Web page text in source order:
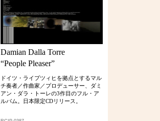
Damian Dalla Torre
“People Pleaser”
ドイツ・ライプツィヒを拠点とするマル
チ奏者／作曲家／プロデューサー、ダミ
アン・ダラ・トーレの3作目のフル・ア
ルバム。日本限定CDリリース。